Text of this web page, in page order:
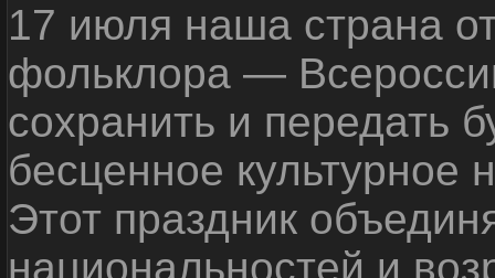
17 июля наша страна
фольклора —
сохранить и передать
бесценное культурное
Этот праздник
национальностей и